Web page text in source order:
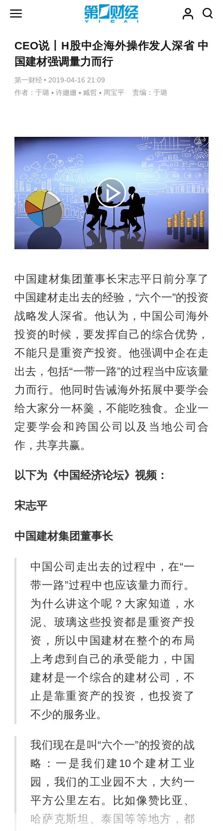
CEO说丨H股中企海外操作发人深省 中
国建材强调量力而行
第一财经 • 2019-04-16 21:09
作者：于璐 ▪ 许姗姗 ▪ 臧哲 ▪ 周宝平 责编：于璐
中国建材集团董事长宋志平日前分享了
中国建材走出去的经验，“六个一”的投资
战略发人深省。他认为，中国公司海外
投资的时候，要发挥自己的综合优势，
不能只是重资产投资。他强调中企在走
出去，包括“一带一路”的过程当中应该量
力而行。他同时告诫海外拓展中要学会
给大家分一杯羹，不能吃独食。企业一
定要学会和跨国公司以及当地公司合
作，共享共赢。
以下为《中国经济论坛》视频：
宋志平
中国建材集团董事长
中国公司走出去的过程中，在“一
带一路”过程中也应该量力而行。
为什么讲这个呢？大家知道，水
泥、玻璃这些投资都是重资产投
资，所以中国建材在整个的布局
上考虑到自己的承受能力，中国
建材是一个综合的建材公司，不
止是靠重资产的投资，也投资了
不少的服务业。
我们现在是叫“六个一”的投资的战
略：一是我们建10个建材工业
园，我们的工业园不大，大约一
平方公里左右。比如像赞比亚、
哈萨克斯坦、泰国等等地方，都